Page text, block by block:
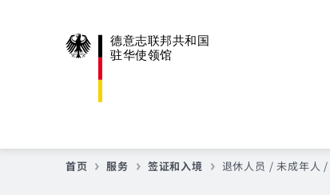
德意志联邦共和国
驻华使领馆
首页 服务 签证和入境 退休人员 / 未成年人